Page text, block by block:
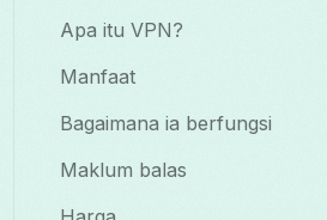
Apa itu VPN?
Manfaat
Bagaimana ia berfungsi
Maklum balas